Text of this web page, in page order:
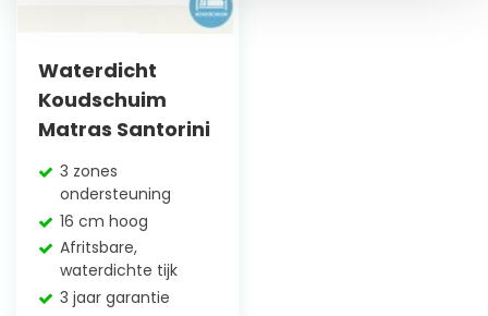
Waterdicht
Koudschuim
Matras Santorini
3 zones
ondersteuning
16 cm hoog
Afritsbare,
waterdichte tijk
3 jaar garantie